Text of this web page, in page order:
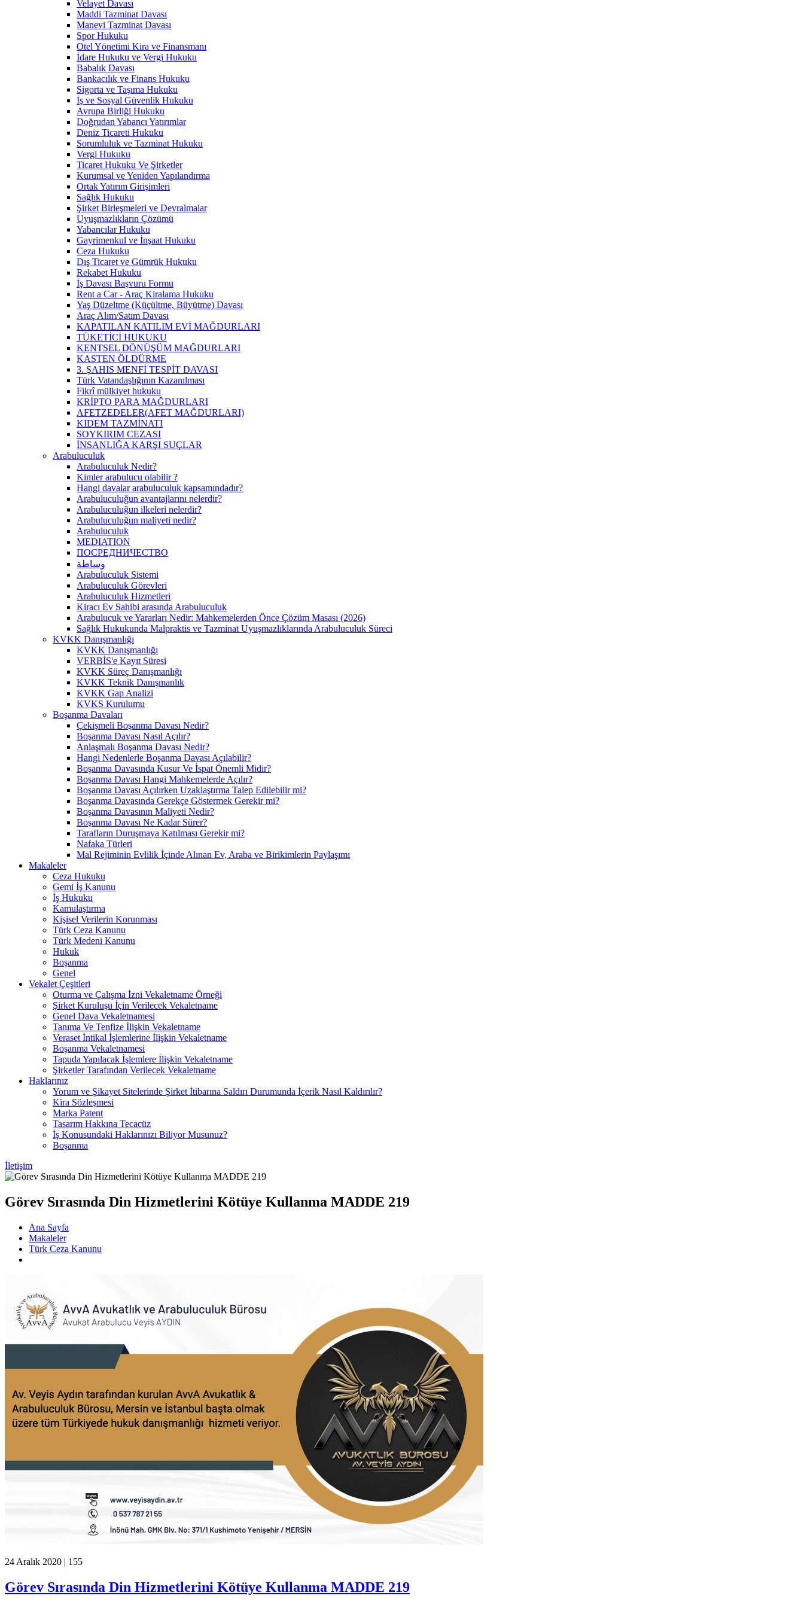
Velayet Davası
Maddi Tazminat Davası
Manevi Tazminat Davası
Spor Hukuku
Otel Yönetimi Kira ve Finansmanı
İdare Hukuku ve Vergi Hukuku
Babalık Davası
Bankacılık ve Finans Hukuku
Sigorta ve Taşıma Hukuku
İş ve Sosyal Güvenlik Hukuku
Avrupa Birliği Hukuku
Doğrudan Yabancı Yatırımlar
Deniz Ticareti Hukuku
Sorumluluk ve Tazminat Hukuku
Vergi Hukuku
Ticaret Hukuku Ve Şirketler
Kurumsal ve Yeniden Yapılandırma
Ortak Yatırım Girişimleri
Sağlık Hukuku
Şirket Birleşmeleri ve Devralmalar
Uyuşmazlıkların Çözümü
Yabancılar Hukuku
Gayrimenkul ve İnşaat Hukuku
Ceza Hukuku
Dış Ticaret ve Gümrük Hukuku
Rekabet Hukuku
İş Davası Başvuru Formu
Rent a Car - Araç Kiralama Hukuku
Yaş Düzeltme (Küçültme, Büyütme) Davası
Araç Alım/Satım Davası
KAPATILAN KATILIM EVİ MAĞDURLARI
TÜKETİCİ HUKUKU
KENTSEL DÖNÜŞÜM MAĞDURLARI
KASTEN ÖLDÜRME
3. ŞAHIS MENFİ TESPİT DAVASI
Türk Vatandaşlığının Kazanılması
Fikrî mülkiyet hukuku
KRİPTO PARA MAĞDURLARI
AFETZEDELER(AFET MAĞDURLARI)
KIDEM TAZMİNATI
SOYKIRIM CEZASI
İNSANLIĞA KARŞI SUÇLAR
Arabuluculuk
Arabuluculuk Nedir?
Kimler arabulucu olabilir ?
Hangi davalar arabuluculuk kapsamındadır?
Arabuluculuğun avantajlarını nelerdir?
Arabuluculuğun ilkeleri nelerdir?
Arabuluculuğun maliyeti nedir?
Arabuluculuk
MEDIATION
ПОСРЕДНИЧЕСТВО
وساطة
Arabuluculuk Sistemi
Arabuluculuk Görevleri
Arabuluculuk Hizmetleri
Kiracı Ev Sahibi arasında Arabuluculuk
Arabulucuk ve Yararları Nedir: Mahkemelerden Önce Çözüm Masası (2026)
Sağlık Hukukunda Malpraktis ve Tazminat Uyuşmazlıklarında Arabuluculuk Süreci
KVKK Danışmanlığı
KVKK Danışmanlığı
VERBİS'e Kayıt Süresi
KVKK Süreç Danışmanlığı
KVKK Teknik Danışmanlık
KVKK Gap Analizi
KVKS Kurulumu
Boşanma Davaları
Çekişmeli Boşanma Davası Nedir?
Boşanma Davası Nasıl Açılır?
Anlaşmalı Boşanma Davası Nedir?
Hangi Nedenlerle Boşanma Davası Açılabilir?
Boşanma Davasında Kusur Ve İspat Önemli Midir?
Boşanma Davası Hangi Mahkemelerde Açılır?
Boşanma Davası Açılırken Uzaklaştırma Talep Edilebilir mi?
Boşanma Davasında Gerekçe Göstermek Gerekir mi?
Boşanma Davasının Maliyeti Nedir?
Boşanma Davası Ne Kadar Sürer?
Tarafların Duruşmaya Katılması Gerekir mi?
Nafaka Türleri
Mal Rejiminin Evlilik İçinde Alınan Ev, Araba ve Birikimlerin Paylaşımı
Makaleler
Ceza Hukuku
Gemi İş Kanunu
İş Hukuku
Kamulaştırma
Kişisel Verilerin Korunması
Türk Ceza Kanunu
Türk Medeni Kanunu
Hukuk
Boşanma
Genel
Vekalet Çeşitleri
Oturma ve Çalışma İzni Vekaletname Örneği
Şirket Kuruluşu İçin Verilecek Vekaletname
Genel Dava Vekaletnamesi
Tanıma Ve Tenfize İlişkin Vekaletname
Veraset İntikal İşlemlerine İlişkin Vekaletname
Boşanma Vekaletnamesi
Tapuda Yapılacak İşlemlere İlişkin Vekaletname
Şirketler Tarafından Verilecek Vekaletname
Haklarınız
Yorum ve Şikayet Sitelerinde Şirket İtibarına Saldırı Durumunda İçerik Nasıl Kaldırılır?
Kira Sözleşmesi
Marka Patent
Tasarım Hakkına Tecacüz
İş Konusundaki Haklarınızı Biliyor Musunuz?
Boşanma
İletişim
Görev Sırasında Din Hizmetlerini Kötüye Kullanma MADDE 219
Ana Sayfa
Makaleler
Türk Ceza Kanunu
24 Aralık 2020 | 155
Görev Sırasında Din Hizmetlerini Kötüye Kullanma MADDE 219